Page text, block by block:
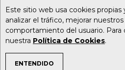
Este sitio web usa cookies propias
analizar el tráfico, mejorar
comportamiento del usuario. Para
nuestra Política de Cookies.
ENTENDIDO